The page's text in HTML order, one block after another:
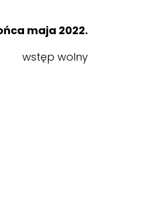
maja 2022.
wstęp wolny